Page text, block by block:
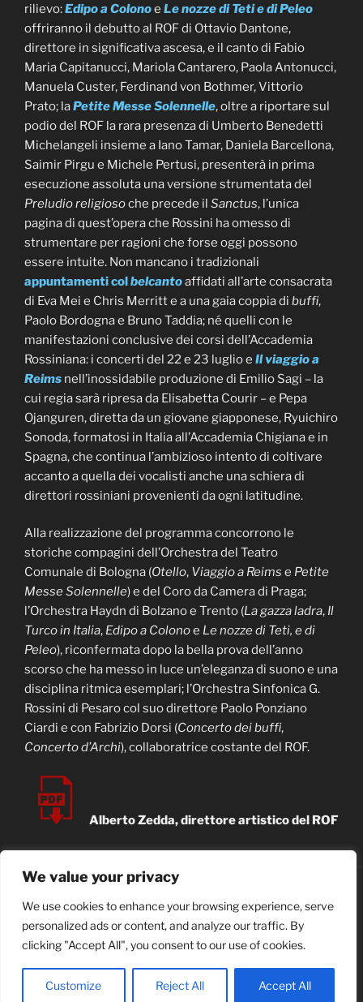
We value your privacy
We use cookies to enhance your browsing experience, serve
personalized ads or content, and analyze our traffic. By
clicking "Accept All", you consent to our use of cookies.
Customize Reject All Accept All
rilievo:Edipo a Colonoe Le nozze di Teti e di Peleo
offriranno il debutto al ROF di Ottavio Dantone,
direttore in significativa ascesa, e il canto di Fabio
Maria Capitanucci, Mariola Cantarero, Paola Antonucci,
Manuela Custer, Ferdinand von Bothmer, Vittorio
Prato; laPetite Messe Solennelle, oltre a riportare sul
podio del ROF la rara presenza di Umberto Benedetti
Michelangeli insieme a Iano Tamar, Daniela Barcellona,
Saimir Pirgu e Michele Pertusi, presenterà in prima
esecuzione assoluta una versione strumentata del
Preludio religiosoche precede il Sanctus, l’unica
pagina di quest’opera che Rossini ha omesso di
strumentare per ragioni che forse oggi possono
essere intuite. Non mancano i tradizionali
appuntamenti colbelcantoaffidati all’arte consacrata
di Eva Mei e Chris Merritt e a una gaia coppia di buffi,
Paolo Bordogna e Bruno Taddia; né quelli con le
manifestazioni conclusive dei corsi dell’Accademia
Rossiniana: i concerti del 22 e 23 luglio e Il viaggio a
Reims nell’inossidabile produzione di Emilio Sagi – la
cui regia sarà ripresa da Elisabetta Courir – e Pepa
Ojanguren, diretta da un giovane giapponese, Ryuichiro
Sonoda, formatosi in Italia all’Accademia Chigiana e in
Spagna, che continua l’ambizioso intento di coltivare
accanto a quella dei vocalisti anche una schiera di
direttori rossiniani provenienti da ogni latitudine.
Alla realizzazione del programma concorrono le
storiche compagini dell’Orchestra del Teatro
Comunale di Bologna (Otello, Viaggio a Reims e Petite
Messe Solennelle) e del Coro da Camera di Praga;
l’Orchestra Haydn di Bolzano e Trento (La gazza ladra, Il
Turco in Italia, Edipo a Colonoe Le nozze di Teti, e di
Peleo), riconfermata dopo la bella prova dell’anno
scorso che ha messo in luce un’eleganza di suono e una
disciplina ritmica esemplari; l’Orchestra Sinfonica G.
Rossini di Pesaro col suo direttore Paolo Ponziano
Ciardi e con Fabrizio Dorsi (Concerto dei buffi,
Concerto d’Archi), collaboratrice costante del ROF.
Alberto Zedda, direttore artistico del ROF
youtube
Search
for:
© Zedda-Vázquez